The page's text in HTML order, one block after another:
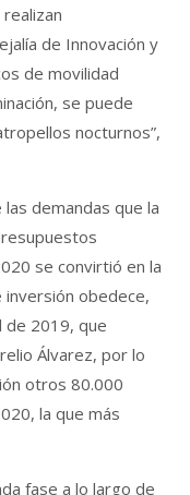
de Innovación y
de movilidad
se puede
nocturnos”,
demandas que la
se convirtió en la
inversión obedece,
de 2019, que
Álvarez, por lo
otros 80.000
la que más
fase a lo largo de